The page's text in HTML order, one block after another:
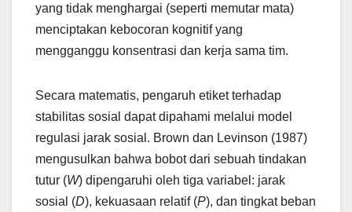
yang tidak menghargai (seperti memutar mata)
menciptakan kebocoran kognitif yang
mengganggu konsentrasi dan kerja sama tim.
Secara matematis, pengaruh etiket terhadap
stabilitas sosial dapat dipahami melalui model
regulasi jarak sosial. Brown dan Levinson (1987)
mengusulkan bahwa bobot dari sebuah tindakan
tutur (W) dipengaruhi oleh tiga variabel: jarak
sosial (D), kekuasaan relatif (P), dan tingkat beban